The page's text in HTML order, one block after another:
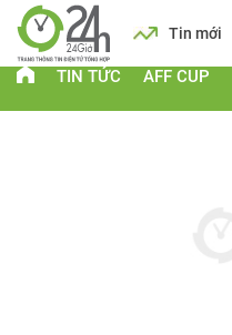
Lịch Tin mới
TIN TỨC AFF CUP